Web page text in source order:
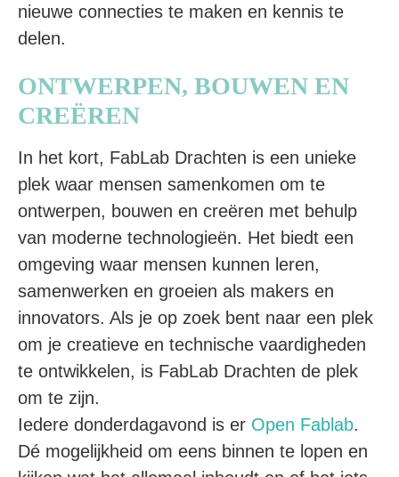
nieuwe connecties te maken en kennis te
delen.
ONTWERPEN, BOUWEN EN
CREËREN
In het kort, FabLab Drachten is een unieke
plek waar mensen samenkomen om te
ontwerpen, bouwen en creëren met behulp
van moderne technologieën. Het biedt een
omgeving waar mensen kunnen leren,
samenwerken en groeien als makers en
innovators. Als je op zoek bent naar een plek
om je creatieve en technische vaardigheden
te ontwikkelen, is FabLab Drachten de plek
om te zijn.
Iedere donderdagavond is er Open Fablab.
Dé mogelijkheid om eens binnen te lopen en